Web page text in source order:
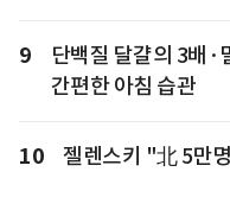
9
단백질 달걀의 3배·
간편한 아침 습관
10 젤렌스키 "北 5만